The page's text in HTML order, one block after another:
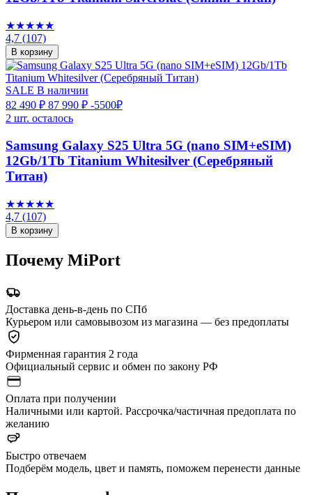
★★★★★
4,7 (107)
В корзину
SALE В наличии
82 490 ₽ 87 990 ₽ -5500₽
2 шт. осталось
Samsung Galaxy S25 Ultra 5G (nano SIM+eSIM)
12Gb/1Tb Titanium Whitesilver (Серебряный
Титан)
★★★★★
4,7 (107)
В корзину
Почему MiPort
Доставка день-в-день по СПб
Курьером или самовывозом из магазина — без предоплаты
Фирменная гарантия 2 года
Официальный сервис и обмен по закону РФ
Оплата при получении
Наличными или картой. Рассрочка/частичная предоплата по
желанию
Быстро отвечаем
Подберём модель, цвет и память, поможем перенести данные